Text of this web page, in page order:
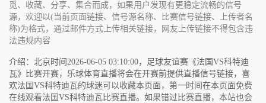
觅、收藏、分享、集合而成，如果用户发现有更稳定流畅的信号
源，欢迎以(当前页面链接、信号源名称、比赛信号链接、上传者名
称)为格式，通过邮件方式上传相关链接，网友上传链接不得包含违
法违规内容
介绍：北京时间2026-06-05 03:10:00，足球友谊赛《法国VS科特迪
瓦》比赛开赛，乐球体育直播将会在开赛前提供直播信号链接，喜
欢法国VS科特迪瓦的球迷可以收藏本页面，第一时间在本页面免费
在线观看法国VS科特迪瓦比赛直播。如果错过比赛直播，本站也会